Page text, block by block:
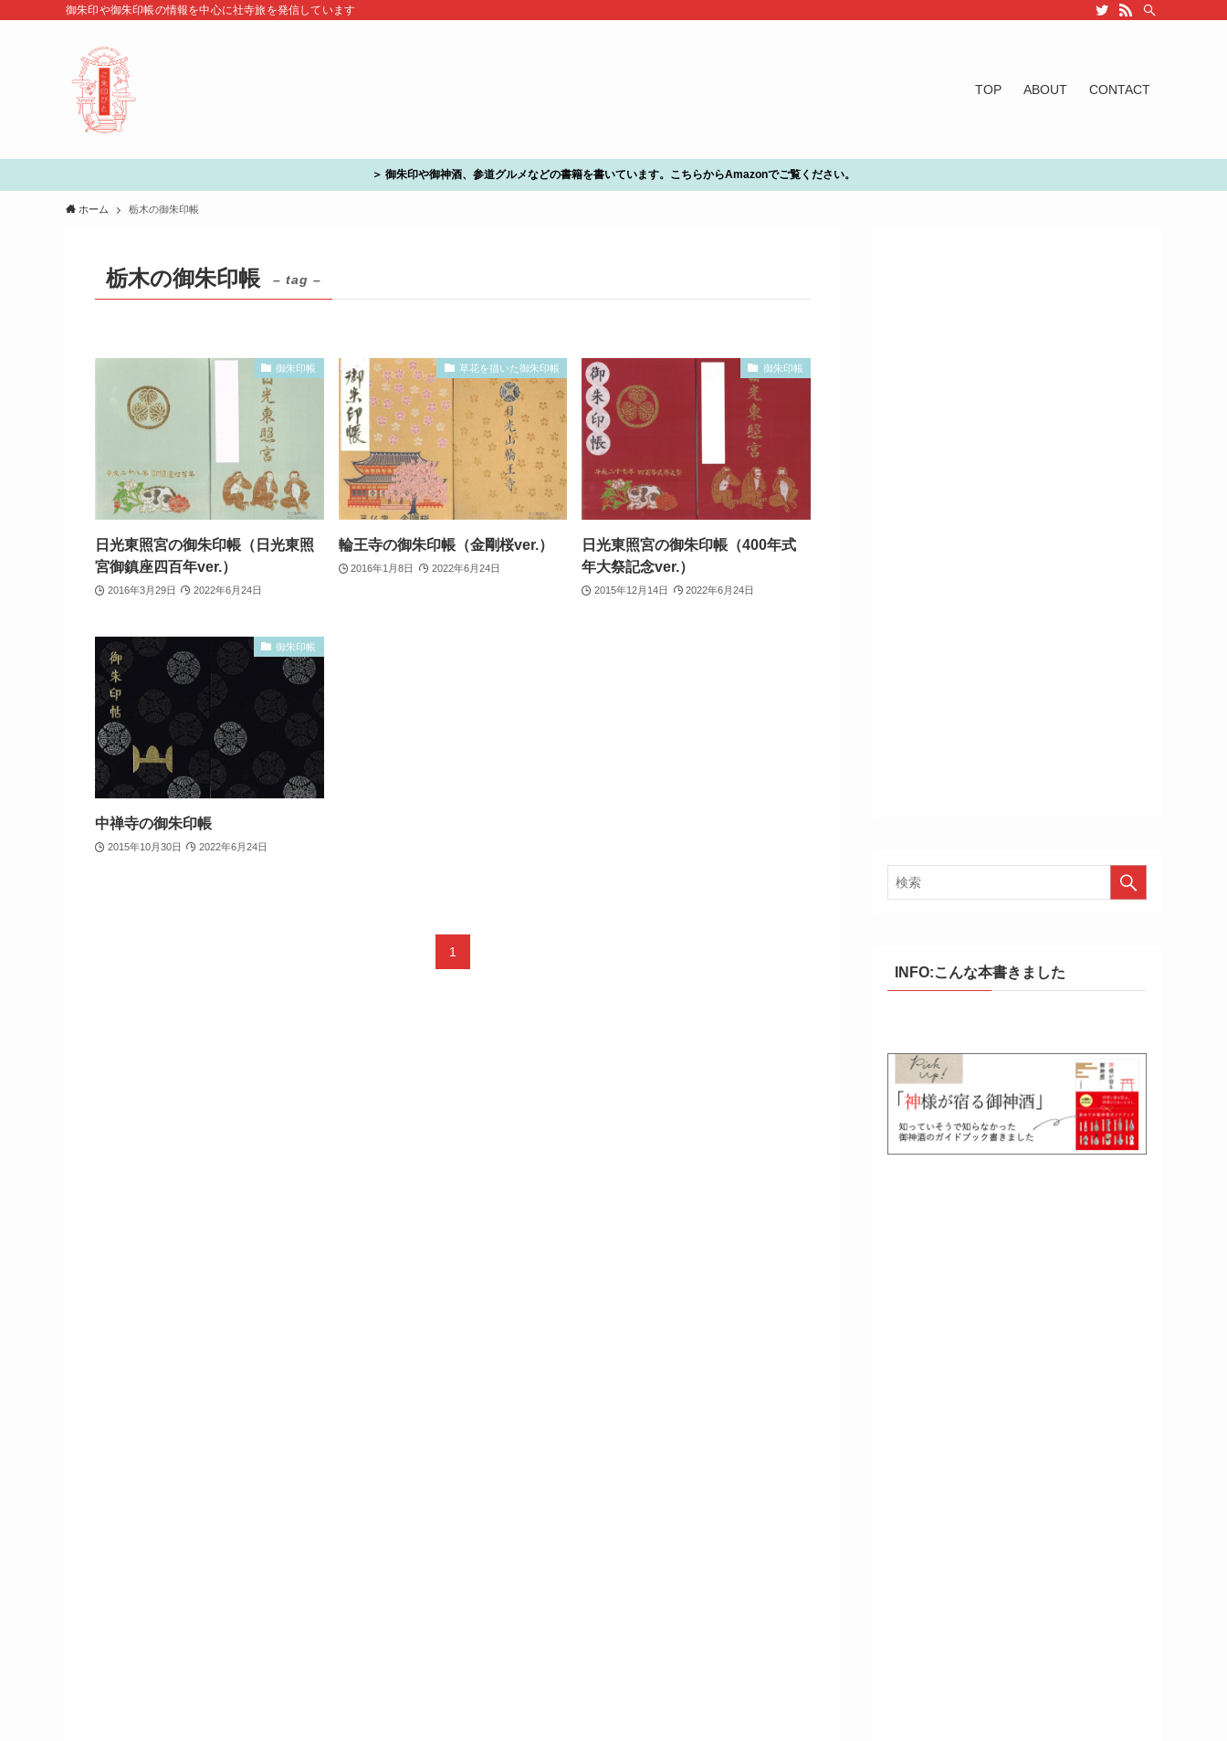
御朱印や御朱印帳の情報を中心に社寺旅を発信しています
TOP ABOUT CONTACT
＞ 御朱印や御神酒、参道グルメなどの書籍を書いています。こちらからAmazonでご覧ください。
ホーム 栃木の御朱印帳
栃木の御朱印帳 – tag –
御朱印帳
日光東照宮の御朱印帳（日光東照
宮御鎮座四百年ver.）
2016年3月29日 2022年6月24日
草花を描いた御朱印帳
輪王寺の御朱印帳（金剛桜ver.）
2016年1月8日 2022年6月24日
御朱印帳
日光東照宮の御朱印帳（400年式
年大祭記念ver.）
2015年12月14日 2022年6月24日
御朱印帳
中禅寺の御朱印帳
2015年10月30日 2022年6月24日
1
INFO:こんな本書きました